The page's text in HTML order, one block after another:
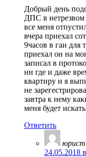
Добрый день
ДПС в нетрезвом
все меня
вчера приехал
9часов в гаи для
приехал он на
записал в
ни где и даже
квартиру и я
не
завтра к нему
меня будет искать
Ответить
юрист
24.05.2018